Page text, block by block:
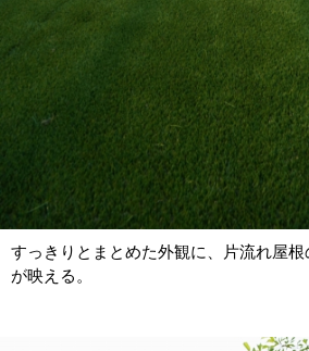
すっきりとまとめた外観に、片流れ屋
が映える。